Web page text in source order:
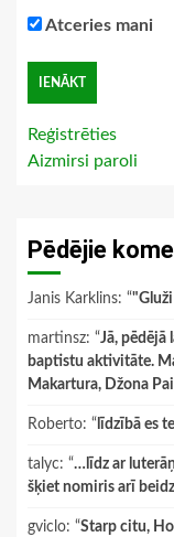
Atceries mani
Reģistrēties
Aizmirsi paroli
Pēdējie
Janis Karklins: “"Gluži
martinsz: “Jā, pēdējā
baptistu aktivitāte.
Makartura, Džona
Roberto: “ līdzībā es
talyc: “…līdz ar
šķiet nomiris arī
gviclo: “Starp citu,